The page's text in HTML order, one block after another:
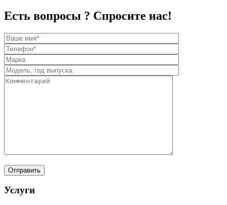
Есть вопросы ? Спросите нас!
Услуги